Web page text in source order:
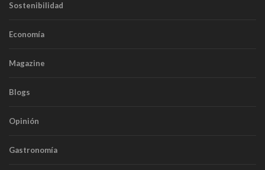
Sostenibilidad
Economía
Magazine
Blogs
Opinión
Gastronomía